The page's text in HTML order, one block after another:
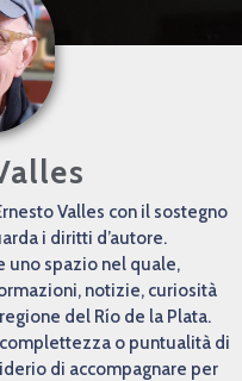
Valles con il sostegno
i diritti d’autore.
uno spazio nel quale,
notizie, curiosità
del Río de la Plata.
o puntualità di
di accompagnare per